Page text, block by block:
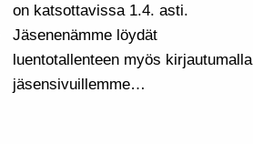
on katsottavissa 1.4. asti.
Jäsenenämme löydät
luentotallenteen myös kirjautumalla
jäsensivuillemme…